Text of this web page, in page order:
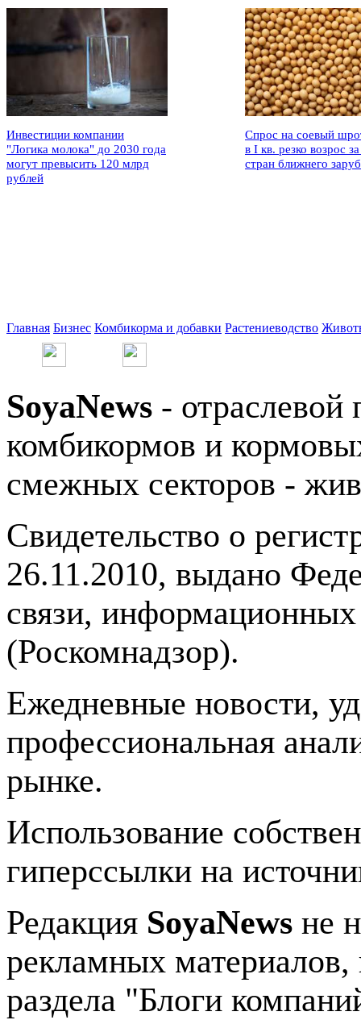
Инвестиции компании
"Логика молока" до 2030 года
могут превысить 120 млрд
рублей
Спрос на соевый
в I кв. резко возрос
стран ближнего
Главная Бизнес Комбикорма и добавки Растениеводство
SoyaNews - отраслевой
комбикормов и
смежных секторов -
Свидетельство о
26.11.2010, выдано
связи,
(Роскомнадзор).
Ежедневные новости,
профессиональная
рынке.
Использование
гиперссылки на
Редакция SoyaNews не
рекламных
раздела "Блоги